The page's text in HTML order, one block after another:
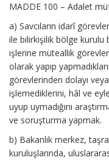
MADDE 100 – Adalet
a) Savcıların idarî
ile bilirkişilik bölge kurulu
işlerine müteallik
olarak yapıp
görevlerinden dolayı
işlemediklerini, hâl ve
uyup uymadığını
ve soruşturma yapmak.
b) Bakanlık merkez,
kuruluşlarında,